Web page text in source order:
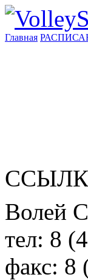
Главная
Волей
тел: 8
факс: 8